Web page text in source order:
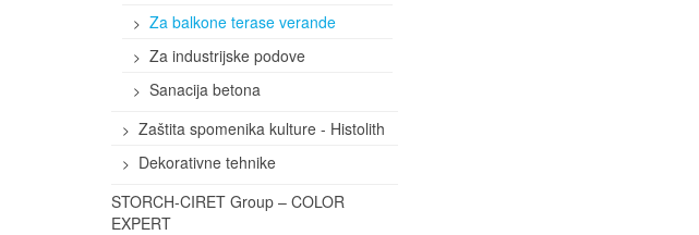
Za balkone terase verande
Za industrijske podove
Sanacija betona
Zaštita spomenika kulture - Histolith
Dekorativne tehnike
STORCH-CIRET Group – COLOR
EXPERT